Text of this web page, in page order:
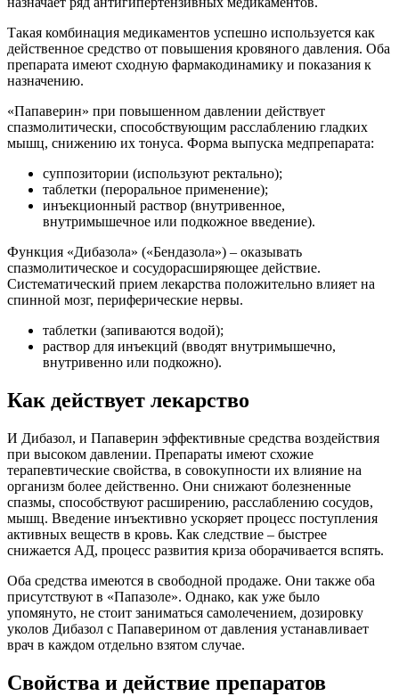
Такая комбинация медикаментов успешно используется как
действенное средство от повышения кровяного давления. Оба
препарата имеют сходную фармакодинамику и показания к
назначению.
«Папаверин» при повышенном давлении действует
спазмолитически, способствующим расслаблению гладких
мышц, снижению их тонуса. Форма выпуска медпрепарата:
суппозитории (используют ректально);
таблетки (пероральное применение);
инъекционный раствор (внутривенное,
внутримышечное или подкожное введение).
Функция «Дибазола» («Бендазола») – оказывать
спазмолитическое и сосудорасширяющее действие.
Систематический прием лекарства положительно влияет на
спинной мозг, периферические нервы.
таблетки (запиваются водой);
раствор для инъекций (вводят внутримышечно,
внутривенно или подкожно).
Как действует лекарство
И Дибазол, и Папаверин эффективные средства воздействия
при высоком давлении. Препараты имеют схожие
терапевтические свойства, в совокупности их влияние на
организм более действенно. Они снижают болезненные
спазмы, способствуют расширению, расслаблению сосудов,
мышц. Введение инъективно ускоряет процесс поступления
активных веществ в кровь. Как следствие – быстрее
снижается АД, процесс развития криза оборачивается вспять.
Оба средства имеются в свободной продаже. Они также оба
присутствуют в «Папазоле». Однако, как уже было
упомянуто, не стоит заниматься самолечением, дозировку
уколов Дибазол с Папаверином от давления устанавливает
врач в каждом отдельно взятом случае.
Свойства и действие препаратов